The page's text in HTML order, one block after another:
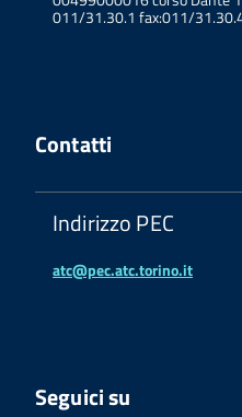
011/31.30.1 fax:011/
Contatti
Indirizzo PEC
atc@pec.atc.torino.it
Seguici su